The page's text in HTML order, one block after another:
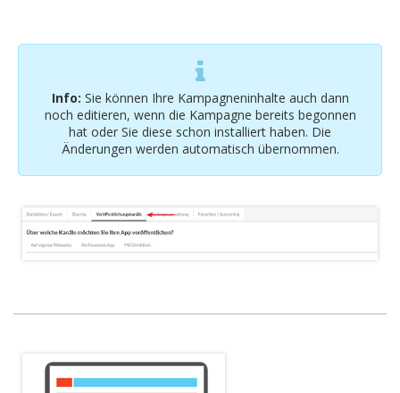
Info: Sie können Ihre Kampagneninhalte auch dann
noch editieren, wenn die Kampagne bereits begonnen
hat oder Sie diese schon installiert haben. Die
Änderungen werden automatisch übernommen.